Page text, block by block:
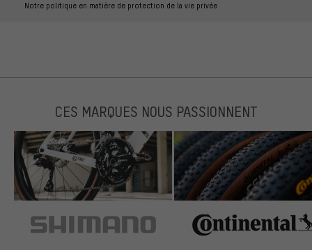
Notre politique en matière de protection de la vie privée
CES MARQUES NOUS PASSIONNENT